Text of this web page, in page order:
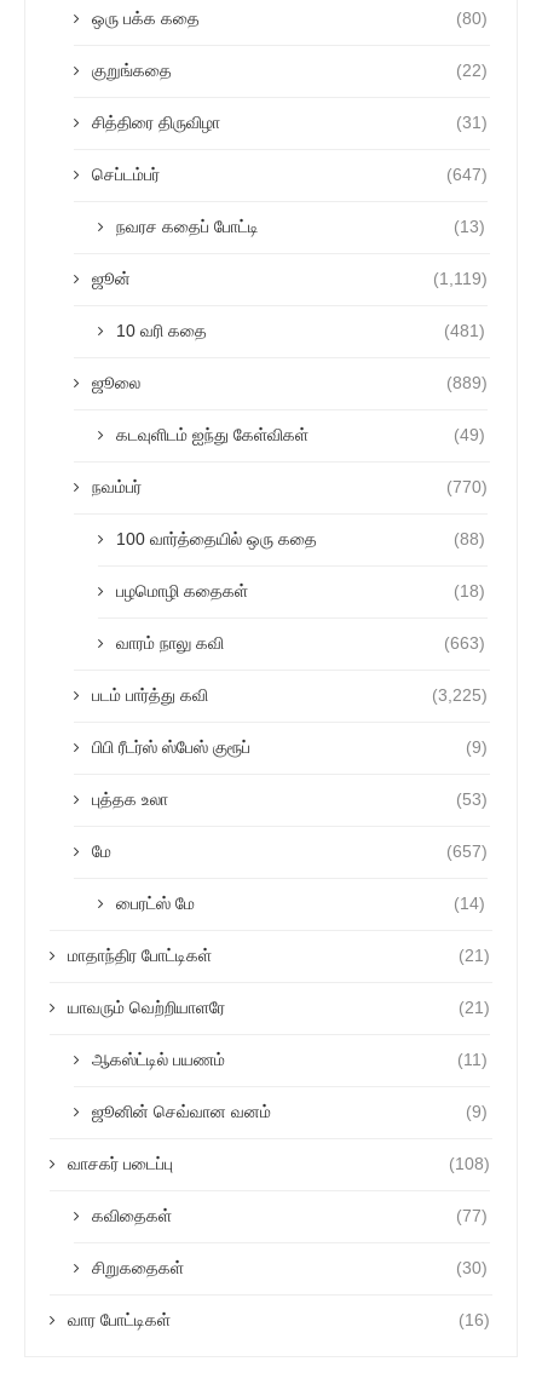
ஒரு பக்க கதை (80)
குறுங்கதை (22)
சித்திரை திருவிழா (31)
செப்டம்பர் (647)
நவரச கதைப் போட்டி (13)
ஜூன் (1,119)
10 வரி கதை (481)
ஜூலை (889)
கடவுளிடம் ஐந்து கேள்விகள் (49)
நவம்பர் (770)
100 வார்த்தையில் ஒரு கதை (88)
பழமொழி கதைகள் (18)
வாரம் நாலு கவி (663)
படம் பார்த்து கவி (3,225)
பிபி ரீடர்ஸ் ஸ்பேஸ் குரூப் (9)
புத்தக உலா (53)
மே (657)
பைரட்ஸ் மே (14)
மாதாந்திர போட்டிகள் (21)
யாவரும் வெற்றியாளரே (21)
ஆகஸ்ட்டில் பயணம் (11)
ஜூனின் செவ்வான வனம் (9)
வாசகர் படைப்பு (108)
கவிதைகள் (77)
சிறுகதைகள் (30)
வார போட்டிகள் (16)